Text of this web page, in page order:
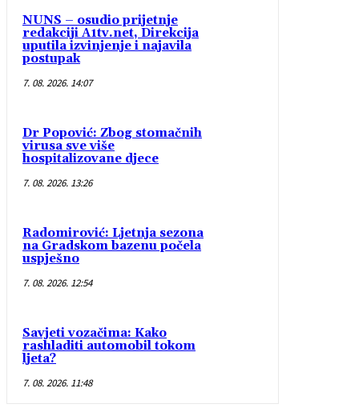
NUNS – osudio prijetnje
redakciji A1tv.net, Direkcija
uputila izvinjenje i najavila
postupak
7. 08. 2026. 14:07
Dr Popović: Zbog stomačnih
virusa sve više
hospitalizovane djece
7. 08. 2026. 13:26
Radomirović: Ljetnja sezona
na Gradskom bazenu počela
uspješno
7. 08. 2026. 12:54
Savjeti vozačima: Kako
rashladiti automobil tokom
ljeta?
7. 08. 2026. 11:48